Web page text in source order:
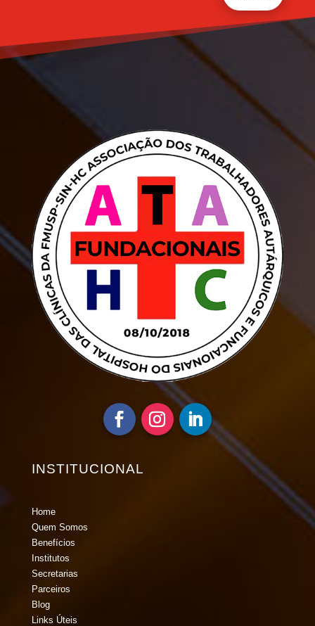
INSTITUCIONAL
Home
Quem Somos
Benefícios
Institutos
Secretarias
Parceiros
Blog
Links Úteis